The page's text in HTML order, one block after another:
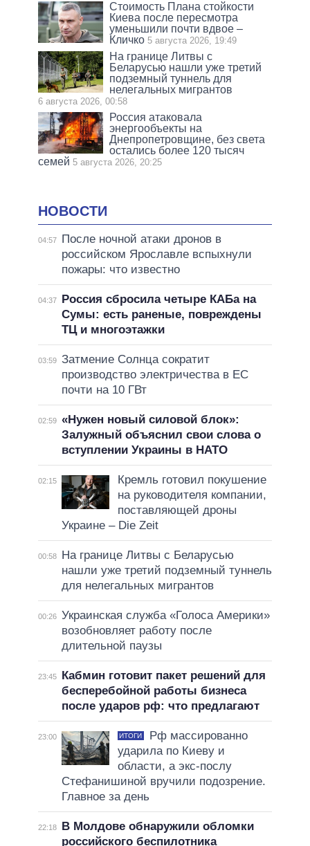
Стоимость Плана стойкости
Киева после пересмотра
уменьшили почти вдвое –
Кличко 5 августа 2026, 19:49
На границе Литвы с
Беларусью нашли уже третий
подземный туннель для
нелегальных мигрантов
6 августа 2026, 00:58
Россия атаковала
энергообъекты на
Днепропетровщине, без света
остались более 120 тысяч
семей 5 августа 2026, 20:25
НОВОСТИ
04:57
После ночной атаки дронов в
российском Ярославле вспыхнули
пожары: что известно
04:37
Россия сбросила четыре КАБа на
Сумы: есть раненые, повреждены
ТЦ и многоэтажки
03:59 Затмение Солнца сократит
производство электричества в ЕС
почти на 10 ГВт
02:59 «Нужен новый силовой блок»:
Залужный объяснил свои слова о
вступлении Украины в НАТО
02:15
Кремль готовил покушение
на руководителя компании,
поставляющей дроны
Украине – Die Zeit
00:58
На границе Литвы с Беларусью
нашли уже третий подземный туннель
для нелегальных мигрантов
00:26 Украинская служба «Голоса Америки»
возобновляет работу после
длительной паузы
23:45
Кабмин готовит пакет решений для
бесперебойной работы бизнеса
после ударов рф: что предлагают
23:00 ИТОГИ
Рф массированно
ударила по Киеву и
области, а экс-послу
Стефанишиной вручили подозрение.
Главное за день
22:18
В Молдове обнаружили обломки
российского беспилотника